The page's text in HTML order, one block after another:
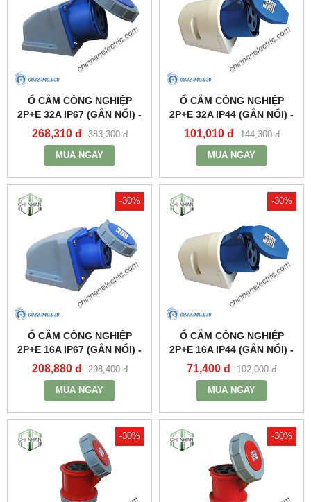
Ổ CẮM CÔNG NGHIỆP
2P+E 32A IP67 (GẮN NỔI) -
MPN1232 - MPE
268,310 đ 383,300 đ
MUA NGAY
Ổ CẮM CÔNG NGHIỆP
2P+E 32A IP44 (GẮN NỔI) -
MPN123 - MPE
101,010 đ 144,300 đ
MUA NGAY
-30%
Ổ CẮM CÔNG NGHIỆP
2P+E 16A IP67 (GẮN NỔI) -
MPN1132 - MPE
208,880 đ 298,400 đ
MUA NGAY
-30%
Ổ CẮM CÔNG NGHIỆP
2P+E 16A IP44 (GẮN NỔI) -
MPN113 - MPE
71,400 đ 102,000 đ
MUA NGAY
-30% -30%